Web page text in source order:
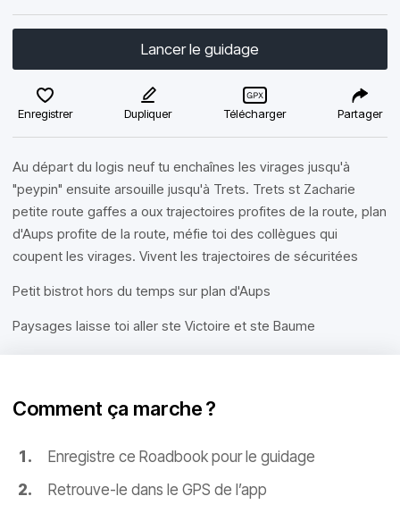
Lancer le guidage
Enregistrer Dupliquer Télécharger Partager
Au départ du logis neuf tu enchaînes les virages jusqu'à
"peypin" ensuite arsouille jusqu'à Trets. Trets st Zacharie
petite route gaffes a oux trajectoires profites de la route, plan
d'Aups profite de la route, méfie toi des collègues qui
coupent les virages. Vivent les trajectoires de sécuritées
Petit bistrot hors du temps sur plan d'Aups
Paysages laisse toi aller ste Victoire et ste Baume
Comment ça marche ?
Enregistre ce Roadbook pour le guidage
Retrouve-le dans le GPS de l’app